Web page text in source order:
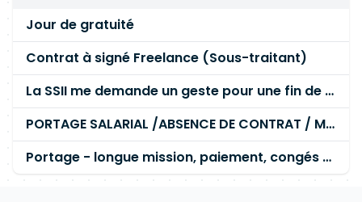
Jour de gratuité
Contrat à signé Freelance (Sous-traitant)
La SSII me demande un geste pour une fin de mission
PORTAGE SALARIAL /ABSENCE DE CONTRAT / MISSION ABORTÉE
Portage - longue mission, paiement, congés - RTT, WE